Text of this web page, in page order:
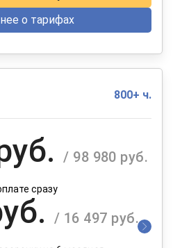
о тарифах
800+ ч.
/ 98 980 руб.
сразу
/ 16 497 руб.